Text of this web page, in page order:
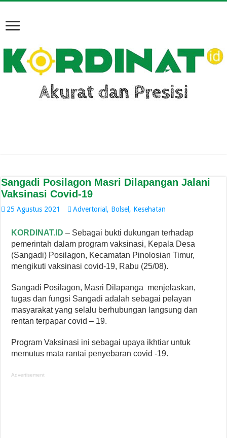
Sangadi Posilagon Masri Dilapangan Jalani
Vaksinasi Covid-19
25 Agustus 2021 Advertorial , Bolsel , Kesehatan
KORDINAT.ID – Sebagai bukti dukungan terhadap
pemerintah dalam program vaksinasi, Kepala Desa
(Sangadi) Posilagon, Kecamatan Pinolosian Timur,
mengikuti vaksinasi covid-19, Rabu (25/08).
Sangadi Posilagon, Masri Dilapanga menjelaskan,
tugas dan fungsi Sangadi adalah sebagai pelayan
masyarakat yang selalu berhubungan langsung dan
rentan terpapar covid – 19.
Program Vaksinasi ini sebagai upaya ikhtiar untuk
memutus mata rantai penyebaran covid -19.
Advertisement